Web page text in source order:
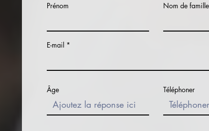
Prénom Nom de famille
E-mail
Âge Téléphoner